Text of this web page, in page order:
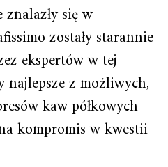
się w
zostały starannie
ekspertów w tej
z możliwych,
kaw półkowych
kompromis w kwestii